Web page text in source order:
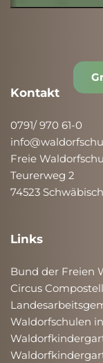
Kontakt
0791/ 970 61-0
Freie
Teurerweg 2
74523
Links
Bund der Freien
Circus
Waldorfschulen